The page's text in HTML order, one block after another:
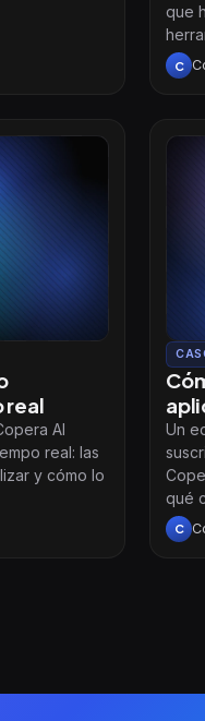
que
C
real
AI
real: las
y cómo lo
Un
qué
C